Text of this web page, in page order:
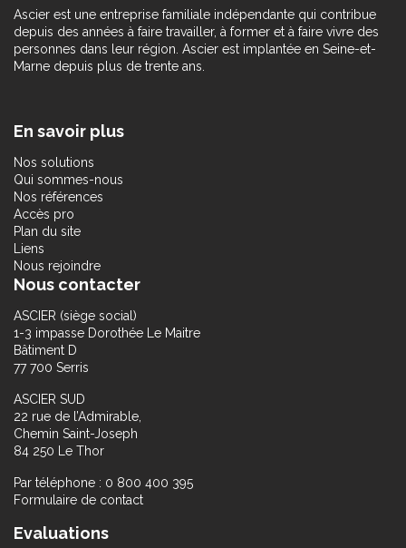
Ascier est une entreprise familiale indépendante qui contribue
depuis des années à faire travailler, à former et à faire vivre des
personnes dans leur région. Ascier est implantée en Seine-et-
Marne depuis plus de trente ans.
En savoir plus
Nos solutions
Qui sommes-nous
Nos références
Accès pro
Plan du site
Liens
Nous rejoindre
Nous contacter
ASCIER (siège social)
1-3 impasse Dorothée Le Maitre
Bâtiment D
77 700 Serris
ASCIER SUD
22 rue de l’Admirable,
Chemin Saint-Joseph
84 250 Le Thor
Par téléphone : 0 800 400 395
Formulaire de contact
Evaluations